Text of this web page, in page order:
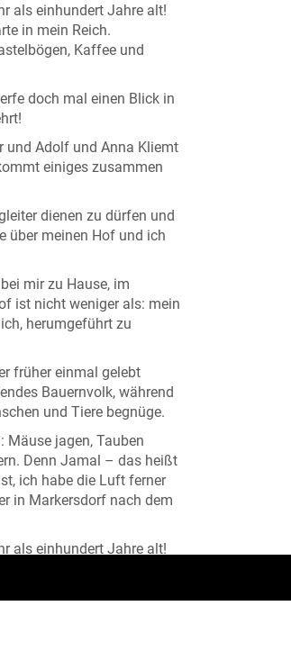
als einhundert Jahre alt!
in mein Reich.
Kaffee und
doch mal einen Blick in
und Adolf und Anna Kliemt
einiges zusammen
dienen zu dürfen und
über meinen Hof und ich
mir zu Hause, im
ist nicht weniger als: mein
herumgeführt zu
früher einmal gelebt
Bauernvolk, während
und Tiere begnüge.
jagen, Tauben
Denn Jamal – das heißt
ich habe die Luft ferner
in Markersdorf nach dem
als einhundert Jahre alt!
in mein Reich.
Kaffee und